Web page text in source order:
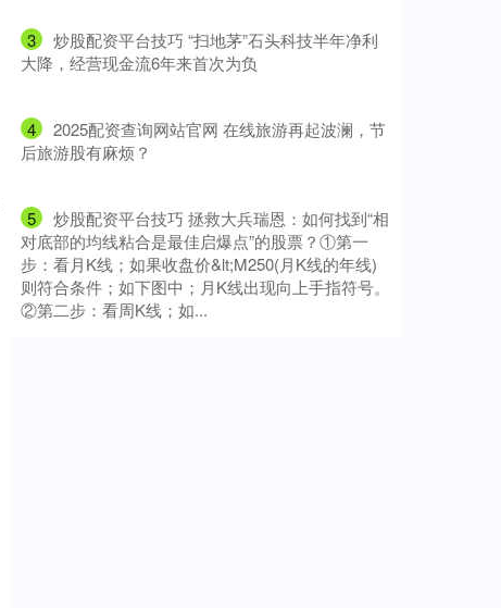
3
​炒股配资平台技巧 “扫地茅”石头科技半年净利
大降，经营现金流6年来首次为负
4
​2025配资查询网站官网 在线旅游再起波澜，节
后旅游股有麻烦？
5
​炒股配资平台技巧 拯救大兵瑞恩：如何找到“相
对底部的均线粘合是最佳启爆点”的股票？①第一
步：看月K线；如果收盘价&lt;M250(月K线的年线)
则符合条件；如下图中；月K线出现向上手指符号。
②第二步：看周K线；如...